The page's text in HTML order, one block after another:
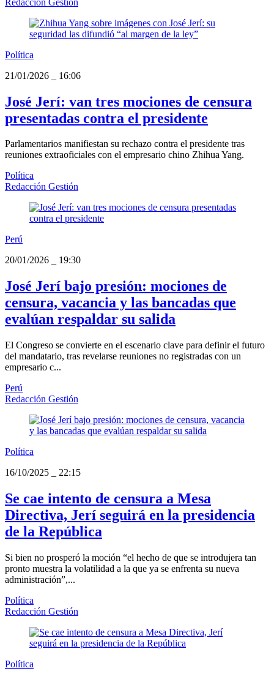
Política
21/01/2026
16:06
José Jerí: van tres mociones de censura
presentadas contra el presidente
Parlamentarios manifiestan su rechazo contra el presidente tras
reuniones extraoficiales con el empresario chino Zhihua Yang.
Política
Redacción Gestión
Perú
20/01/2026
19:30
José Jerí bajo presión: mociones de
censura, vacancia y las bancadas que
evalúan respaldar su salida
El Congreso se convierte en el escenario clave para definir el futuro
del mandatario, tras revelarse reuniones no registradas con un
empresario c...
Perú
Redacción Gestión
Política
16/10/2025
22:15
Se cae intento de censura a Mesa
Directiva, Jerí seguirá en la presidencia
de la República
Si bien no prosperó la moción “el hecho de que se introdujera tan
pronto muestra la volatilidad a la que ya se enfrenta su nueva
administración”,...
Política
Redacción Gestión
Política